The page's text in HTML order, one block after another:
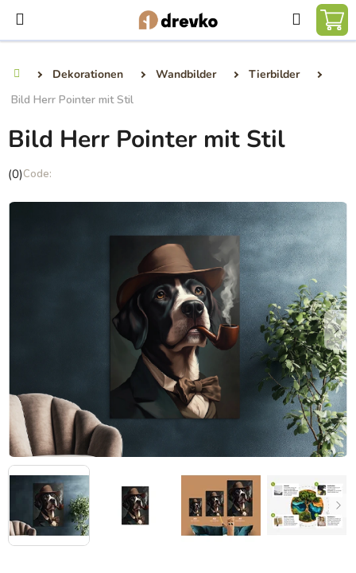
Inhalt
springen
Suchen
Dekorationen Wandbilder
Tierbilder
Bild Herr Pointer mit Stil
Bild Herr Pointer mit Stil
Die
Produktbewertung
(0)